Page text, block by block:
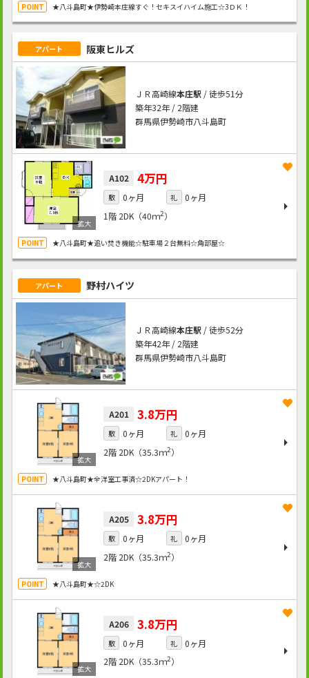
★八斗島町★伊勢崎本庄線すぐ！セキスイハイム施工☆3ＤＫ！
アパート 阪東ヒルズ
ＪＲ高崎線本庄駅/ 徒歩51分
築年32年 / 2階建
群馬県伊勢崎市八斗島町
A102 4万円
敷 0ヶ月 礼
0ヶ月
1階 2DK（40ｍ2）
★八斗島町★追い焚き機能☆駐車場２台無料☆角部屋☆
アパート 野村ハイツ
ＪＲ高崎線本庄駅/ 徒歩52分
築年42年 / 2階建
群馬県伊勢崎市八斗島町
A201 3.8万円
敷 0ヶ月 礼
0ヶ月
2階 2DK（35.3ｍ2）
★八斗島町★全洋室工事済☆2DKアパート！
A205 3.8万円
敷 0ヶ月 礼
0ヶ月
2階 2DK（35.3ｍ2）
★八斗島町★☆2DK
A206 3.8万円
敷 0ヶ月 礼
0ヶ月
2階 2DK（35.3ｍ2）